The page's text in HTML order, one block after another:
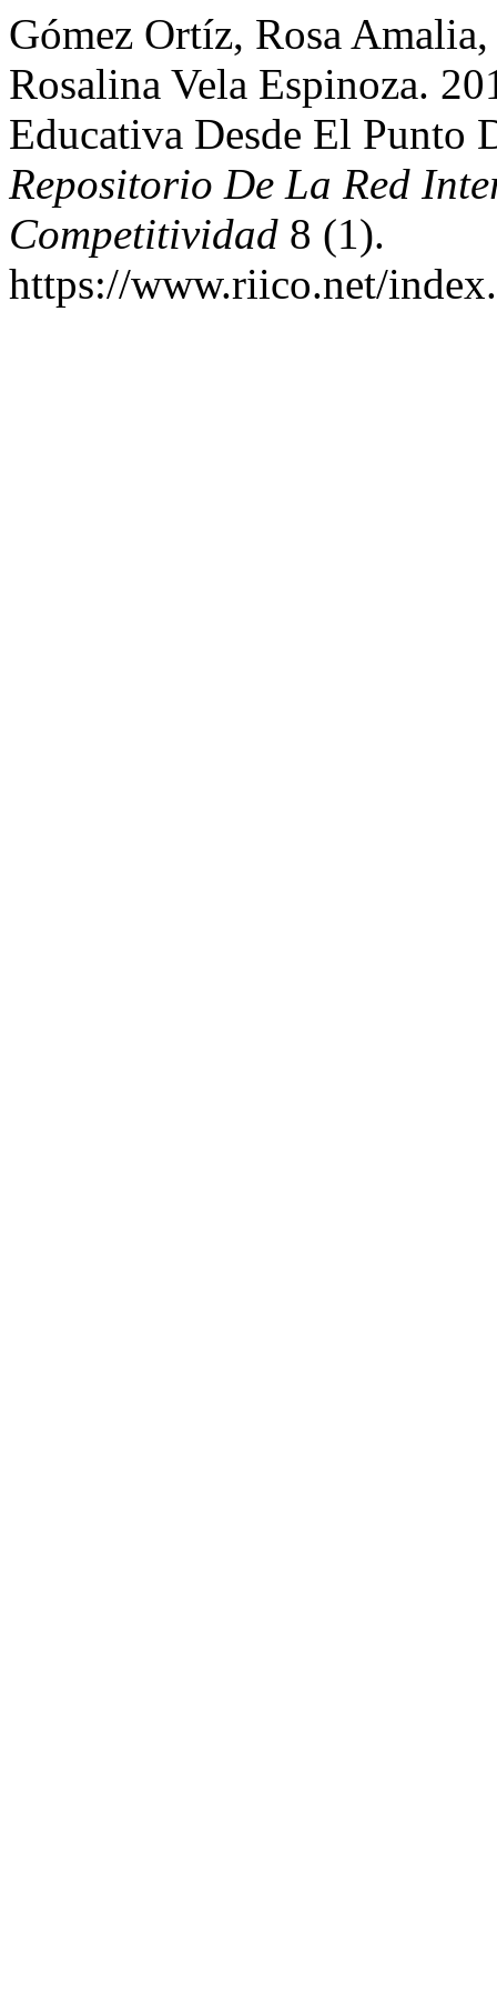
Gómez Ortíz, Rosa
Rosalina Vela Espinoza.
Educativa Desde El Punto
Repositorio De La Red
Competitividad 8 (1).
https://www.riico.net/